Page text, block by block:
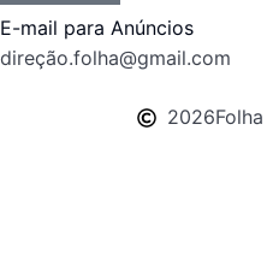
E-mail para Anúncios
direção.folha@gmail.com
2026